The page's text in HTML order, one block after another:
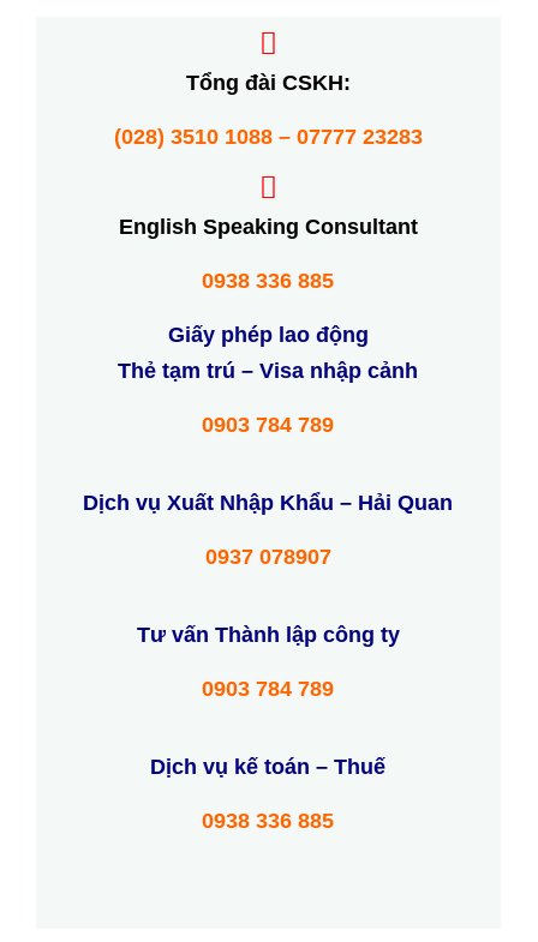
Tổng đài CSKH:
(028) 3510 1088 – 07777 23283
English Speaking Consultant
0938 336 885
Giấy phép lao động
Thẻ tạm trú – Visa nhập cảnh
0903 784 789
Dịch vụ Xuất Nhập Khẩu – Hải Quan
0937 078907
Tư vấn Thành lập công ty
0903 784 789
Dịch vụ kế toán – Thuế
0938 336 885